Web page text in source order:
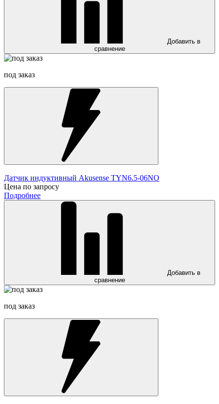
Добавить в
сравнение
под заказ
Датчик индуктивный Akusense TYN6.5-06NO
Цена по запросу
Подробнее
Добавить в
сравнение
под заказ